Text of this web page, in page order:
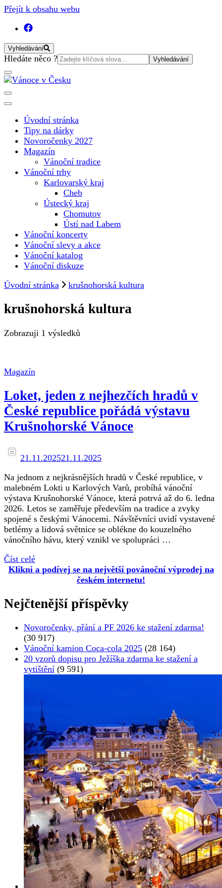
Přejít k obsahu webu
Vyhledávání
Vyhledat:
Hledáte něco ?
Vánoce v Česku
nejkrásnějším svátku v roce v České republice
Úvodní stránka
Tipy na dárky
Novoročenky 2027
Magazín
Vánoční tradice
Vánoční trhy
Karlovarský kraj
Cheb
Ústecký kraj
Chomutov
Ústí nad Labem
Vánoční koncerty
Vánoční slevy a akce
Vánoční katalog
Vánoční diskuze
Úvodní stránka
krušnohorská kultura
krušnohorská kultura
Zobrazuji 1 výsledků
Magazín
Loket, jeden z nejhezčích hradů v
České republice pořádá výstavu
Krušnohorské Vánoce
21.11.202521.11.2025
Na jednom z nejkrásnějších hradů v České republice, v
malebném Lokti u Karlových Varů, probíhá vánoční
výstava Krušnohorské Vánoce, která potrvá až do 6. ledna
2026. Letos se zaměřuje především na tradice a zvyky
spojené s českými Vánocemi. Návštěvníci uvidí vystavené
betlémy a lidová světnice se oblékne do kouzelného
vánočního hávu, který vznikl ve spolupráci …
Číst celé
Klikni a podívej se na největší povánoční výprodej na
českém internetu!
Nejčtenější příspěvky
Novoročenky, přání a PF 2026 ke stažení zdarma!
(30 917)
Vánoční kamion Coca-cola 2025 (28 164)
20 vzorů dopisu pro Ježíška zdarma ke stažení a
vytištění (9 591)